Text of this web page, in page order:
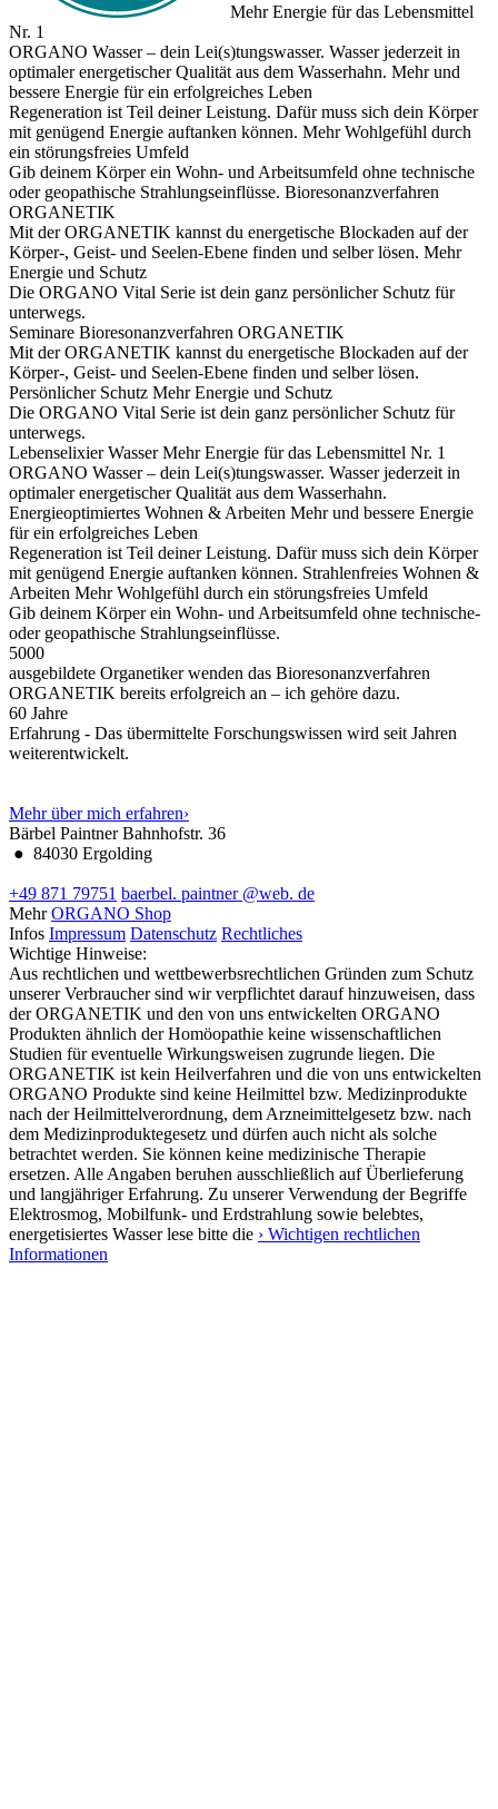
Mehr Energie für das Lebensmittel
Nr. 1
ORGANO Wasser – dein Lei(s)tungswasser. Wasser jederzeit in
optimaler energetischer Qualität aus dem Wasserhahn. Mehr und
bessere Energie für ein erfolgreiches Leben
Regeneration ist Teil deiner Leistung. Dafür muss sich dein Körper
mit genügend Energie auftanken können. Mehr Wohlgefühl durch
ein störungsfreies Umfeld
Gib deinem Körper ein Wohn- und Arbeitsumfeld ohne technische
oder geopathische Strahlungseinflüsse. Bioresonanzverfahren
ORGANETIK
Mit der ORGANETIK kannst du energetische Blockaden auf der
Körper-, Geist- und Seelen-Ebene finden und selber lösen. Mehr
Energie und Schutz
Die ORGANO Vital Serie ist dein ganz persönlicher Schutz für
unterwegs.
Seminare Bioresonanzverfahren ORGANETIK
Mit der ORGANETIK kannst du energetische Blockaden auf der
Körper-, Geist- und Seelen-Ebene finden und selber lösen.
Persönlicher Schutz Mehr Energie und Schutz
Die ORGANO Vital Serie ist dein ganz persönlicher Schutz für
unterwegs.
Lebenselixier Wasser Mehr Energie für das Lebensmittel Nr. 1
ORGANO Wasser – dein Lei(s)tungswasser. Wasser jederzeit in
optimaler energetischer Qualität aus dem Wasserhahn.
Energieoptimiertes Wohnen & Arbeiten Mehr und bessere Energie
für ein erfolgreiches Leben
Regeneration ist Teil deiner Leistung. Dafür muss sich dein Körper
mit genügend Energie auftanken können. Strahlenfreies Wohnen &
Arbeiten Mehr Wohlgefühl durch ein störungsfreies Umfeld
Gib deinem Körper ein Wohn- und Arbeitsumfeld ohne technische-
oder geopathische Strahlungseinflüsse.
5000
ausgebildete Organetiker wenden das Bioresonanzverfahren
ORGANETIK bereits erfolgreich an – ich gehöre dazu.
60 Jahre
Erfahrung - Das übermittelte Forschungswissen wird seit Jahren
weiterentwickelt.
Mehr über mich erfahren›
Bärbel PaintnerBahnhofstr. 36
● 84030 Ergolding
+49 871 79751 baerbel. paintner @web. de
Mehr ORGANO Shop
Infos Impressum Datenschutz Rechtliches
Wichtige Hinweise:
Aus rechtlichen und wettbewerbsrechtlichen Gründen zum Schutz
unserer Verbraucher sind wir verpflichtet darauf hinzuweisen, dass
der ORGANETIK und den von uns entwickelten ORGANO
Produkten ähnlich der Homöopathie keine wissenschaftlichen
Studien für eventuelle Wirkungsweisen zugrunde liegen. Die
ORGANETIK ist kein Heilverfahren und die von uns entwickelten
ORGANO Produkte sind keine Heilmittel bzw. Medizinprodukte
nach der Heilmittelverordnung, dem Arzneimittelgesetz bzw. nach
dem Medizinproduktegesetz und dürfen auch nicht als solche
betrachtet werden. Sie können keine medizinische Therapie
ersetzen. Alle Angaben beruhen ausschließlich auf Überlieferung
und langjähriger Erfahrung. Zu unserer Verwendung der Begriffe
Elektrosmog, Mobilfunk- und Erdstrahlung sowie belebtes,
energetisiertes Wasser lese bitte die › Wichtigen rechtlichen
Informationen